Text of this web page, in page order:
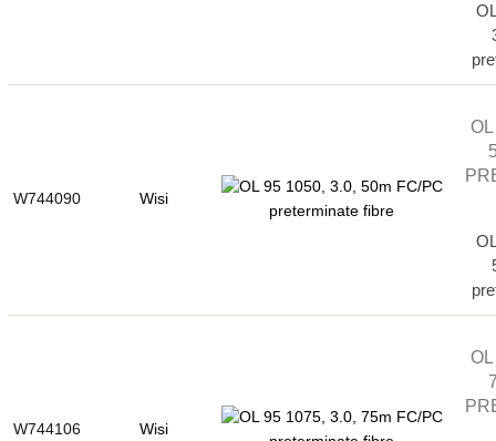
W744090 Wisi
W744106 Wisi